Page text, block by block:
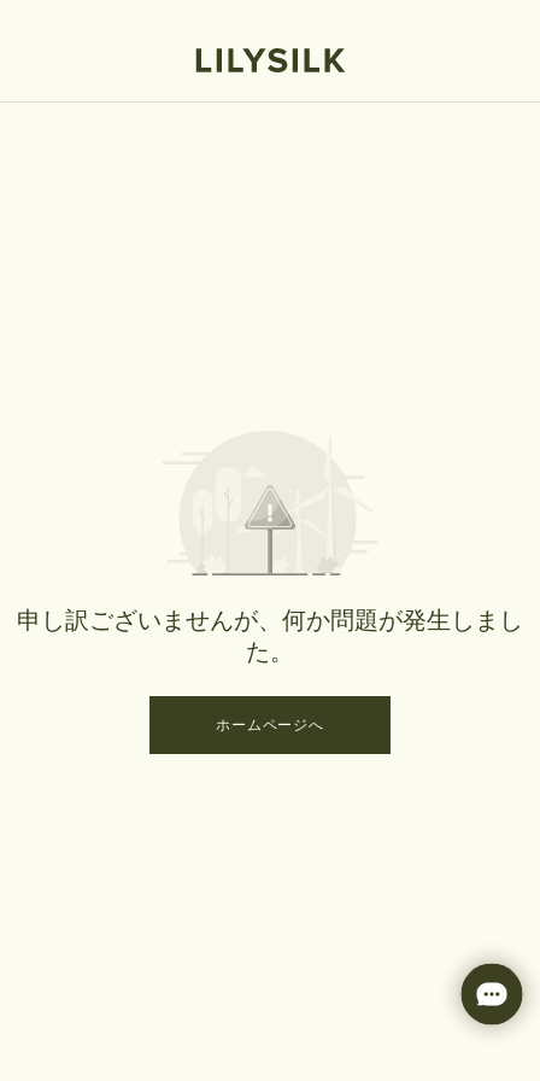
申し訳ございませんが、何か問題が発生しまし
た。
ホームページへ